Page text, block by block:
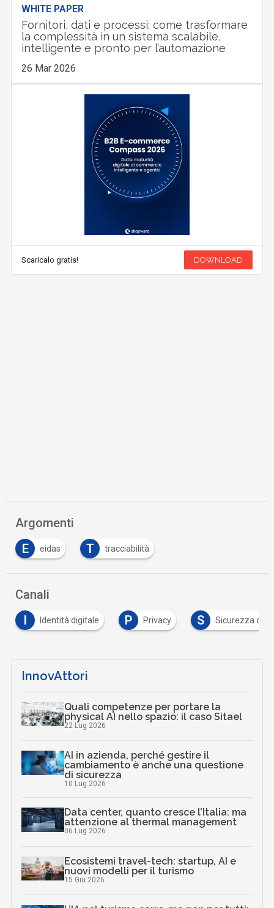
WHITE PAPER
Fornitori, dati e processi: come trasformare
la complessità in un sistema scalabile,
intelligente e pronto per l’automazione
26 Mar 2026
Scaricalo gratis! DOWNLOAD
Argomenti
E
eidas T tracciabilità
Canali
Identità digitale P Privacy S Sicurezza digitale
InnovAttori
Quali competenze per portare la
physical AI nello spazio: il caso Sitael
22 Lug 2026
AI in azienda, perché gestire il
cambiamento è anche una questione
di sicurezza
10 Lug 2026
Data center, quanto cresce l’Italia: ma
attenzione al thermal management
06 Lug 2026
Ecosistemi travel-tech: startup, AI e
nuovi modelli per il turismo
15 Giu 2026